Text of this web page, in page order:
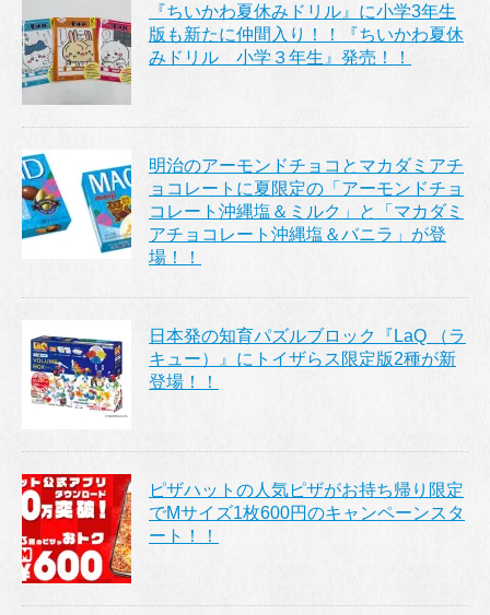
『ちいかわ夏休みドリル』に小学3年生
版も新たに仲間入り！！『ちいかわ夏休
みドリル 小学３年生』発売！！
明治のアーモンドチョコとマカダミアチ
ョコレートに夏限定の「アーモンドチョ
コレート沖縄塩＆ミルク」と「マカダミ
アチョコレート沖縄塩＆バニラ」が登
場！！
日本発の知育パズルブロック『LaQ （ラ
キュー）』にトイザらス限定版2種が新
登場！！
ピザハットの人気ピザがお持ち帰り限定
でMサイズ1枚600円のキャンペーンスタ
ート！！